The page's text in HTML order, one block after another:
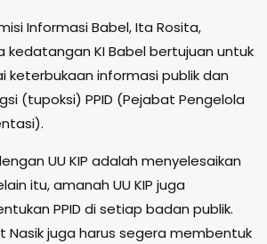
Informasi Babel, Ita Rosita,
kedatangan KI Babel bertujuan untuk
keterbukaan informasi publik dan
(tupoksi) PPID (Pejabat Pengelola
UU KIP adalah menyelesaikan
itu, amanah UU KIP juga
PPID di setiap badan publik.
Nasik juga harus segera membentuk